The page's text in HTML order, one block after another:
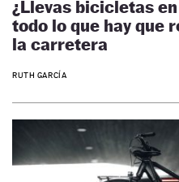
¿Llevas bicicletas
todo lo que hay que
la carretera
RUTH GARCÍA